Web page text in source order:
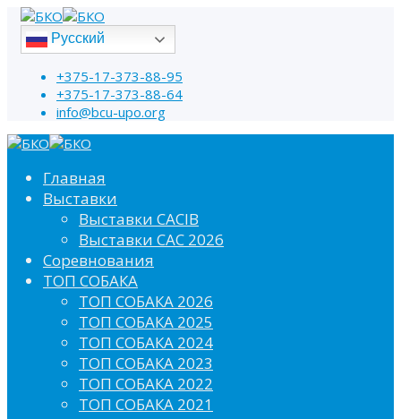
Русский
+375-17-373-88-95
+375-17-373-88-64
info@bcu-upo.org
Главная
Выставки
Выставки CACIB
Выставки САС 2026
Соревнования
ТОП СОБАКА
ТОП СОБАКА 2026
ТОП СОБАКА 2025
ТОП СОБАКА 2024
ТОП СОБАКА 2023
ТОП СОБАКА 2022
ТОП СОБАКА 2021